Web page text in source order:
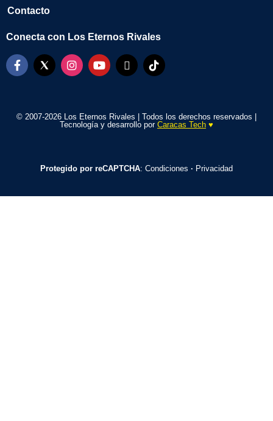
Contacto
Conecta con Los Eternos Rivales
© 2007-2026 Los Eternos Rivales | Todos los derechos reservados |
Tecnología y desarrollo por Caracas Tech ♥️
Protegido por reCAPTCHA: Condiciones · Privacidad